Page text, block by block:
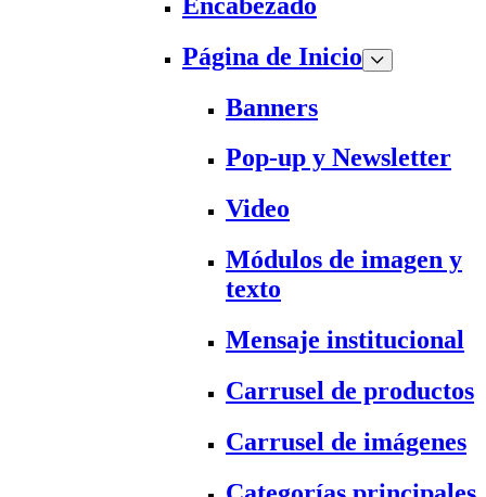
Página de Inicio
Banners
Pop-up y Newsletter
Video
Módulos de imagen y
texto
Mensaje institucional
Carrusel de productos
Carrusel de imágenes